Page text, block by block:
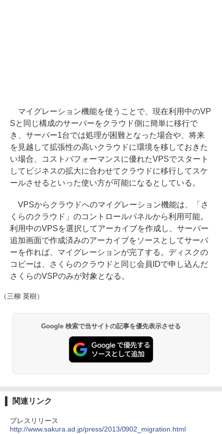
マイグレーション機能を使うことで、現在利用中のVP
Sと同じ構成のサーバーをクラウド側に簡単に移行で
き、サーバー1台では処理が困難となった場合や、将来
を見越して拡張性の高いクラウドに環境を移しておきた
い場合、コストパフォーマンスに優れたVPSでスタート
してビジネスの拡大に合わせてクラウドに移行してスケ
ールさせるといった使い方が可能になるとしている。
VPSからクラウドへのマイグレーション機能は、「さ
くらのクラウド」のコントロールパネルから利用可能。
利用中のVPSを選択してアーカイブを作成し、サーバー
追加画面で作成済みのアーカイブをソースとしてサーバ
ーを作れば、マイグレーションが完了する。ディスクの
コピーは、さくらのクラウドと同じ会員IDで申し込んだ
さくらのVSPのみが対象となる。
（三柳 英樹）
Google 検索で当サイトの記事を優先表示させる
関連リンク
プレスリリース
http://www.sakura.ad.jp/press/2013/0902_migration.html